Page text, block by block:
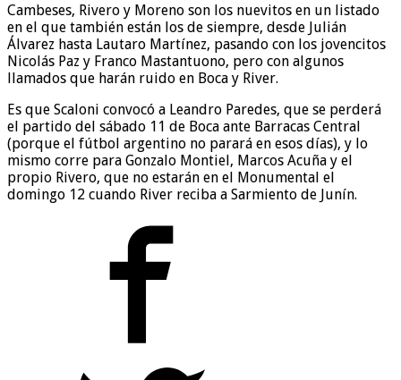
Cambeses, Rivero y Moreno son los nuevitos en un listado
en el que también están los de siempre, desde Julián
Álvarez hasta Lautaro Martínez, pasando con los jovencitos
Nicolás Paz y Franco Mastantuono, pero con algunos
llamados que harán ruido en Boca y River.
Es que Scaloni convocó a Leandro Paredes, que se perderá
el partido del sábado 11 de Boca ante Barracas Central
(porque el fútbol argentino no parará en esos días), y lo
mismo corre para Gonzalo Montiel, Marcos Acuña y el
propio Rivero, que no estarán en el Monumental el
domingo 12 cuando River reciba a Sarmiento de Junín.